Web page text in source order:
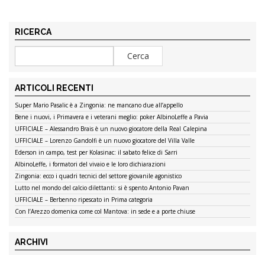
RICERCA
ARTICOLI RECENTI
Super Mario Pasalic è a Zingonia: ne mancano due all’appello
Bene i nuovi, i Primavera e i veterani meglio: poker AlbinoLeffe a Pavia
UFFICIALE – Alessandro Brais è un nuovo giocatore della Real Calepina
UFFICIALE – Lorenzo Gandolfi è un nuovo giocatore del Villa Valle
Ederson in campo, test per Kolasinac: il sabato felice di Sarri
AlbinoLeffe, i formatori del vivaio e le loro dichiarazioni
Zingonia: ecco i quadri tecnici del settore giovanile agonistico
Lutto nel mondo del calcio dilettanti: si è spento Antonio Pavan
UFFICIALE – Berbenno ripescato in Prima categoria
Con l’Arezzo domenica come col Mantova: in sede e a porte chiuse
ARCHIVI